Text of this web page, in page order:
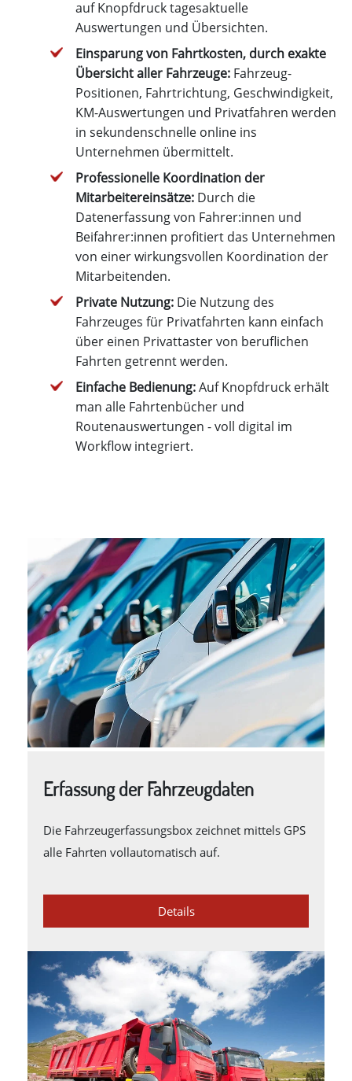
auf Knopfdruck tagesaktuelle
Auswertungen und Übersichten.
Einsparung von Fahrtkosten, durch exakte
Übersicht aller Fahrzeuge: Fahrzeug-
Positionen, Fahrtrichtung, Geschwindigkeit,
KM-Auswertungen und Privatfahren werden
in sekundenschnelle online ins
Unternehmen übermittelt.
Professionelle Koordination der
Mitarbeitereinsätze: Durch die
Datenerfassung von Fahrer:innen und
Beifahrer:innen profitiert das Unternehmen
von einer wirkungsvollen Koordination der
Mitarbeitenden.
Private Nutzung: Die Nutzung des
Fahrzeuges für Privatfahrten kann einfach
über einen Privattaster von beruflichen
Fahrten getrennt werden.
Einfache Bedienung:Auf Knopfdruck erhält
man alle Fahrtenbücher und
Routenauswertungen - voll digital im
Workflow integriert.
Erfassung der Fahrzeugdaten
Die Fahrzeugerfassungsbox zeichnet mittels GPS
alle Fahrten vollautomatisch auf.
Details